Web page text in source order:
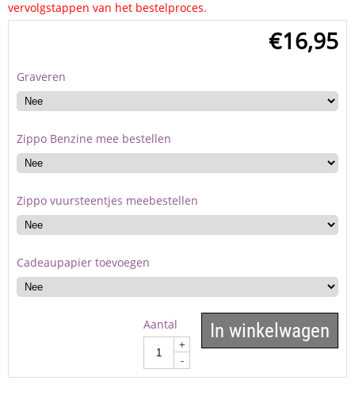
vervolgstappen van het bestelproces.
€16,95
Graveren
Zippo Benzine mee bestellen
Zippo vuursteentjes meebestellen
Cadeaupapier toevoegen
Aantal
+
-
In winkelwagen